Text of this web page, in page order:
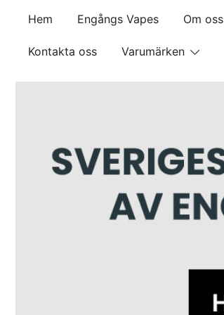
content
Hem Engångs Vapes Om oss
Kontakta oss Varumärken